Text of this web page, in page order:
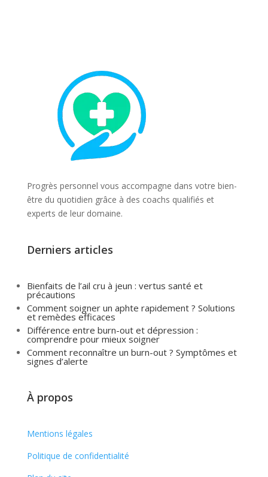
Progrès personnel vous accompagne dans votre bien-
être du quotidien grâce à des coachs qualifiés et
experts de leur domaine.
Derniers articles
Bienfaits de l’ail cru à jeun : vertus santé et
précautions
Comment soigner un aphte rapidement ? Solutions
et remèdes efficaces
Différence entre burn-out et dépression :
comprendre pour mieux soigner
Comment reconnaître un burn-out ? Symptômes et
signes d’alerte
À propos
Mentions légales
Politique de confidentialité